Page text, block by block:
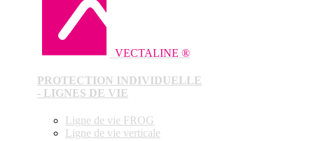
VECTALINE ®
PROTECTION INDIVIDUELLE
- LIGNES DE VIE
Ligne de vie FROG
Ligne de vie verticale